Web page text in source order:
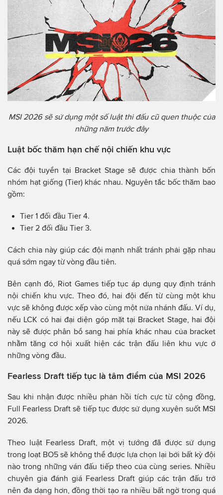
MSI 2026 sẽ sử dụng một số luật thi đấu cũ quen thuộc của
những năm trước đây
Luật bốc thăm hạn chế nội chiến khu vực
Các đội tuyển tại Bracket Stage sẽ được chia thành bốn
nhóm hạt giống (Tier) khác nhau. Nguyên tắc bốc thăm bao
gồm:
Tier 1 đối đầu Tier 4.
Tier 2 đối đầu Tier 3.
Cách chia này giúp các đội mạnh nhất tránh phải gặp nhau
quá sớm ngay từ vòng đầu tiên.
Bên cạnh đó, Riot Games tiếp tục áp dụng quy định tránh
nội chiến khu vực. Theo đó, hai đội đến từ cùng một khu
vực sẽ không được xếp vào cùng một nửa nhánh đấu. Ví dụ,
nếu LCK có hai đại diện góp mặt tại Bracket Stage, hai đội
này sẽ được phân bổ sang hai phía khác nhau của bracket
nhằm tăng cơ hội xuất hiện các trận đấu liên khu vực ở
những vòng đầu.
Fearless Draft tiếp tục là tâm điểm của MSI 2026
Sau khi nhận được nhiều phản hồi tích cực từ cộng đồng,
Full Fearless Draft sẽ tiếp tục được sử dụng xuyên suốt MSI
2026.
Theo luật Fearless Draft, một vị tướng đã được sử dụng
trong loạt BO5 sẽ không thể được lựa chọn lại bởi bất kỳ đội
nào trong những ván đấu tiếp theo của cùng series. Nhiều
chuyên gia đánh giá Fearless Draft giúp các trận đấu trở
nên đa dạng hơn, đồng thời tạo ra nhiều bất ngờ trong quá